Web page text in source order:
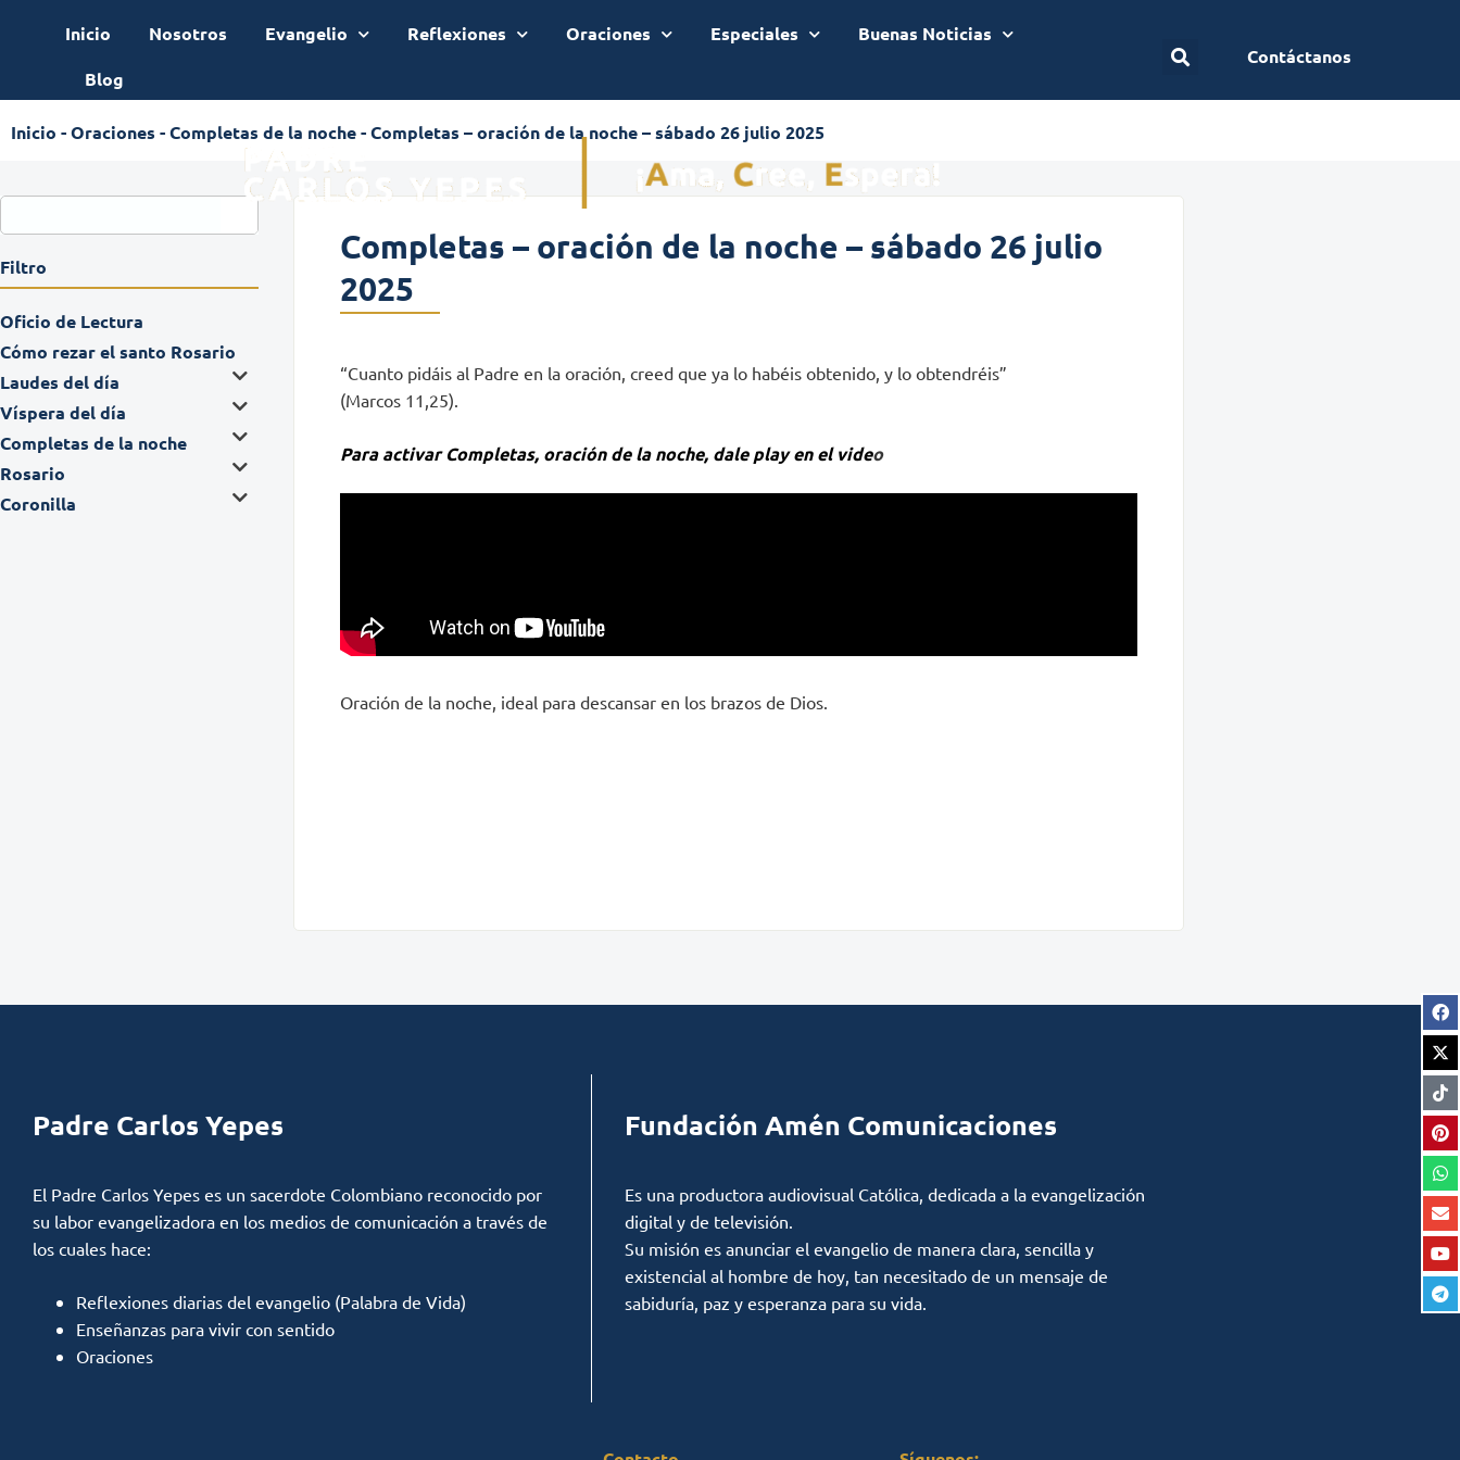
Inicio Nosotros Evangelio Reflexiones Oraciones Especiales
Buenas Noticias
Blog
Contáctanos
Inicio -Oraciones -Completas de la noche-Completas – oración de la noche – sábado 26 julio 2025
Filtro
Oficio de Lectura
Cómo rezar el santo Rosario
Laudes del día
Víspera del día
Completas de la noche
Rosario
Coronilla
Completas – oración de la noche – sábado 26 julio
2025
“Cuanto pidáis al Padre en la oración, creed que ya lo habéis obtenido, y lo obtendréis”
(Marcos 11,25).
Para activar Completas, oración de la noche, dale play en el video
Oración de la noche, ideal para descansar en los brazos de Dios.
Padre Carlos Yepes
El Padre Carlos Yepes es un sacerdote Colombiano reconocido por
su labor evangelizadora en los medios de comunicación a través de
los cuales hace:
Reflexiones diarias del evangelio (Palabra de Vida)
Enseñanzas para vivir con sentido
Oraciones
Fundación Amén Comunicaciones
Es una productora audiovisual Católica, dedicada a la evangelización
digital y de televisión.
Su misión es anunciar el evangelio de manera clara, sencilla y
existencial al hombre de hoy, tan necesitado de un mensaje de
sabiduría, paz y esperanza para su vida.